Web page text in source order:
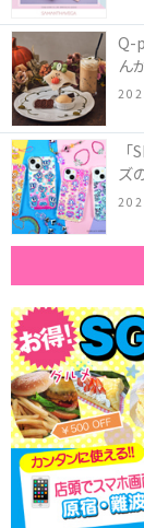
Q-
ん
ー
ズ
作